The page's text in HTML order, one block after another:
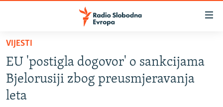
Pređite
glavni
sadržaj
Pređite
na
VIJESTI
BOSNA I HERCEGOVINA
SRBIJA
VIJESTI
EU 'postigla dogovor' o sankcijama
Bjelorusiji zbog preusmjeravanja
leta